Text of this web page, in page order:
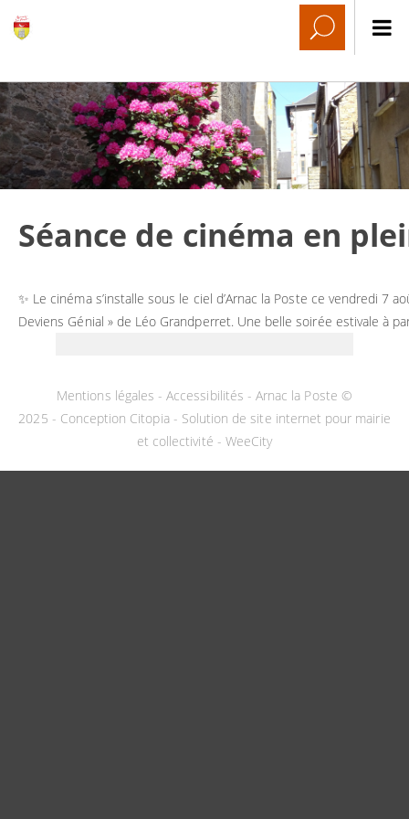
Séance de cinéma en
✨ Le cinéma s’installe sous le ciel d’Arnac la Poste ce vendredi
Deviens Génial » de Léo Grandperret. Une belle soirée estivale à
Mentions légales -Accessibilités - Arnac la Poste ©
2025 - Conception Citopia- Solution de site internet pour mairie
et collectivité - WeeCity